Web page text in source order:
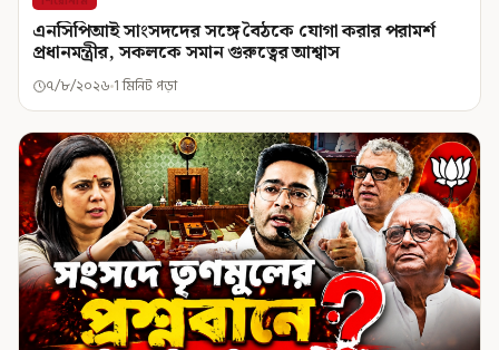
এনসিপিআই সাংসদদের সঙ্গে বৈঠকে যোগা করার পরামর্শ
প্রধানমন্ত্রীর, সকলকে সমান গুরুত্বের আশ্বাস
৭/৮/২০২৬ 1 মিনিট পড়া